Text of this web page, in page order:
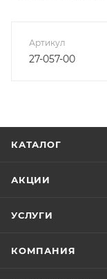
Артикул
27-057-00
КАТАЛОГ
АКЦИИ
УСЛУГИ
КОМПАНИЯ